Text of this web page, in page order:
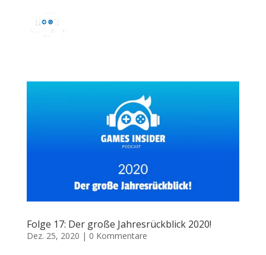
Folge 17: Der große Jahresrückblick 2020!
Dez. 25, 2020 | 0 Kommentare